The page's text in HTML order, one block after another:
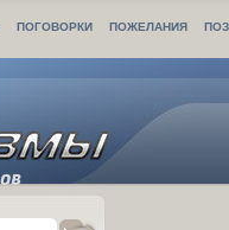
ПОГОВОРКИ ПОЖЕЛАНИЯ